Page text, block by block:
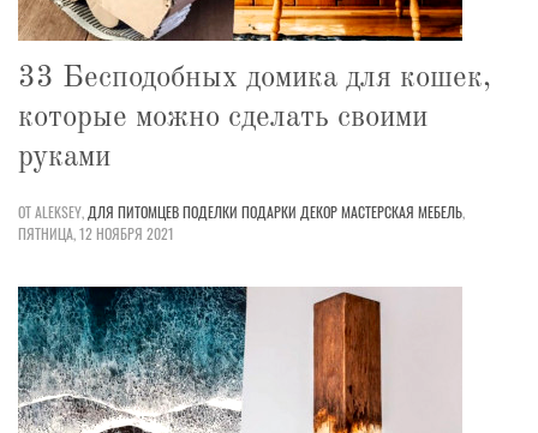
33 Бесподобных домика для кошек,
которые можно сделать своими
руками
ОТ ALEKSEY, ДЛЯ ПИТОМЦЕВПОДЕЛКИ ПОДАРКИ ДЕКОРМАСТЕРСКАЯ МЕБЕЛЬ,
ПЯТНИЦА, 12 НОЯБРЯ 2021